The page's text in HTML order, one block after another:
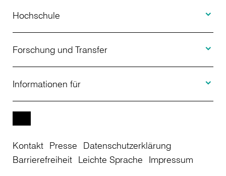
Studienangebot
Bewerbung
Studienberatung
Weiterbildung
Studienkolleg
Hochschule
Über uns
Aktuelles
Einrichtungen
Forschung und Transfer
Projekte
Informationen für
Studierende
Kontakt Presse
Datenschutzerklärung
Barrierefreiheit Leichte Sprache Impressum